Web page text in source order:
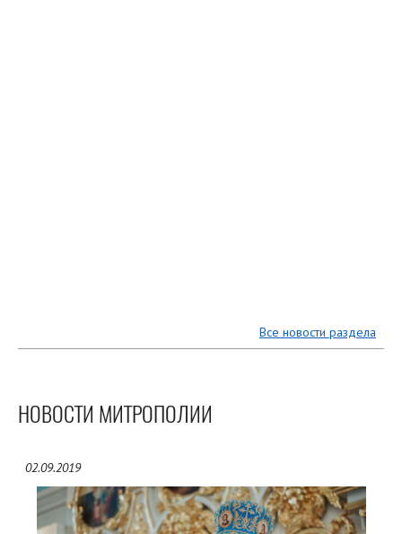
Все новости раздела
НОВОСТИ МИТРОПОЛИИ
02.09.2019